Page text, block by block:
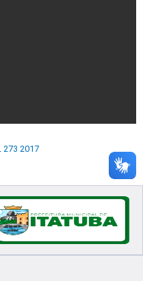
273 2017